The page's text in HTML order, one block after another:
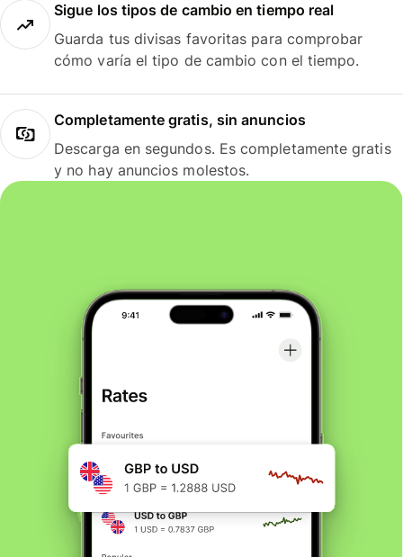
Sigue los tipos de cambio en tiempo real
Guarda tus divisas favoritas para comprobar
cómo varía el tipo de cambio con el tiempo.
Completamente gratis, sin anuncios
Descarga en segundos. Es completamente gratis
y no hay anuncios molestos.